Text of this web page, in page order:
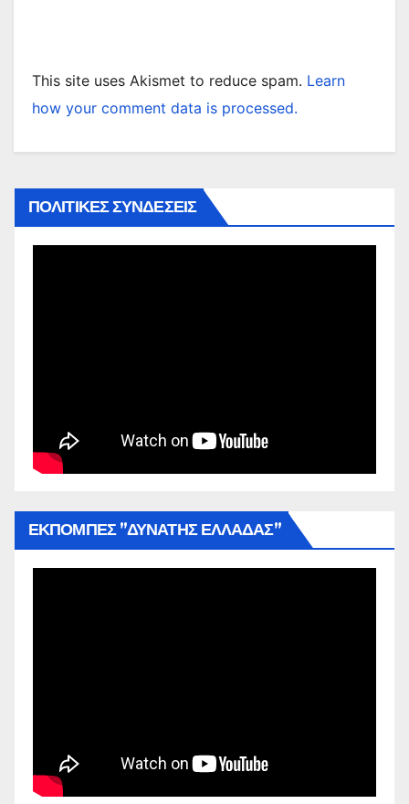
This site uses Akismet to reduce spam. Learn
how your comment data is processed.
ΠΟΛΙΤΙΚΕΣ ΣΥΝΔΕΣΕΙΣ
ΕΚΠΟΜΠΕΣ ”ΔΥΝΑΤΗΣ ΕΛΛΑΔΑΣ”